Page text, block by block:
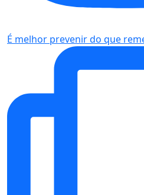
É melhor prevenir do que